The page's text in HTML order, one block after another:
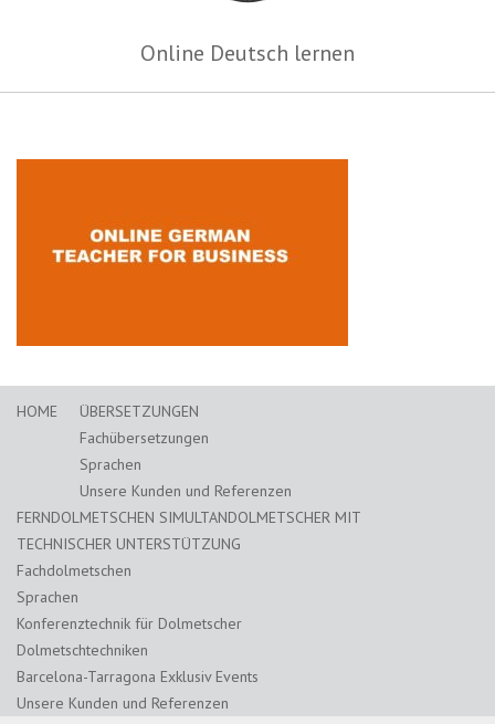
Online Deutsch lernen
HOME
ÜBERSETZUNGEN
Fachübersetzungen
Sprachen
Unsere Kunden und Referenzen
FERNDOLMETSCHEN SIMULTANDOLMETSCHER MIT
TECHNISCHER UNTERSTÜTZUNG
Fachdolmetschen
Sprachen
Konferenztechnik für Dolmetscher
Dolmetschtechniken
Barcelona-Tarragona Exklusiv Events
Unsere Kunden und Referenzen